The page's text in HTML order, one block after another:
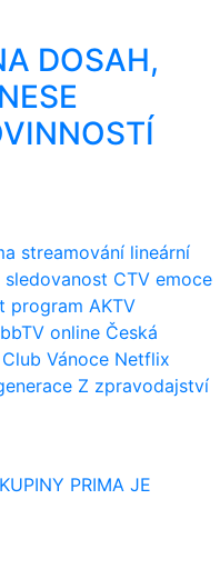
DOSAH,
streamování lineární
sledovanost CTV emoce
program AKTV
online Česká
Vánoce Netflix
Z zpravodajství
PRIMA JE